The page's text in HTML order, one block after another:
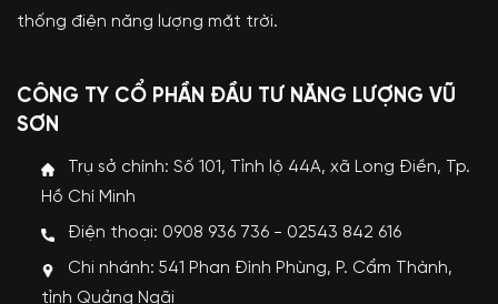
thống điện năng lượng mặt trời.
CÔNG TY CỔ PHẦN ĐẦU TƯ NĂNG LƯỢNG VŨ
SƠN
Trụ sở chính: Số 101, Tỉnh lộ 44A, xã Long Điền, Tp.
Hồ Chí Minh
Điện thoại: 0908 936 736 - 02543 842 616
Chi nhánh: 541 Phan Đình Phùng, P. Cẩm Thành,
tỉnh Quảng Ngãi